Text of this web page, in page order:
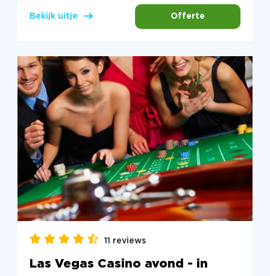
Bekijk uitje Offerte
11 reviews
Las Vegas Casino avond - in